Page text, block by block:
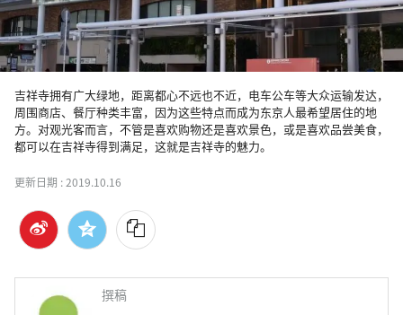
吉祥寺拥有广大绿地，距离都心不远也不近，电车公车等大众运输发达，
周围商店、餐厅种类丰富，因为这些特点而成为东京人最希望居住的地
方。对观光客而言，不管是喜欢购物还是喜欢景色，或是喜欢品尝美食，
都可以在吉祥寺得到满足，这就是吉祥寺的魅力。
更新日期 :2019.10.16
撰稿